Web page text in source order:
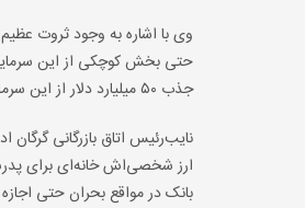
حتی بخش کوچکی از این
جذب ۵۰ میلیارد دلار از این سرمایه‌ها، می‌توان به هر فرد ایرانی بیش از ۱۰ هزار دلار تزریق کرد.
نایب‌رئیس اتاق بازرگانی گرگان
ارز شخصی‌اش خانه‌ای برای
بانک در مواقع بحران حتی